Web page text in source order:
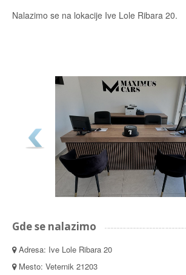
Nalazimo se na lokacije Ive Lole Ribara 20.
Gde se nalazimo
Adresa: Ive Lole Ribara 20
Mesto: Veternik 21203